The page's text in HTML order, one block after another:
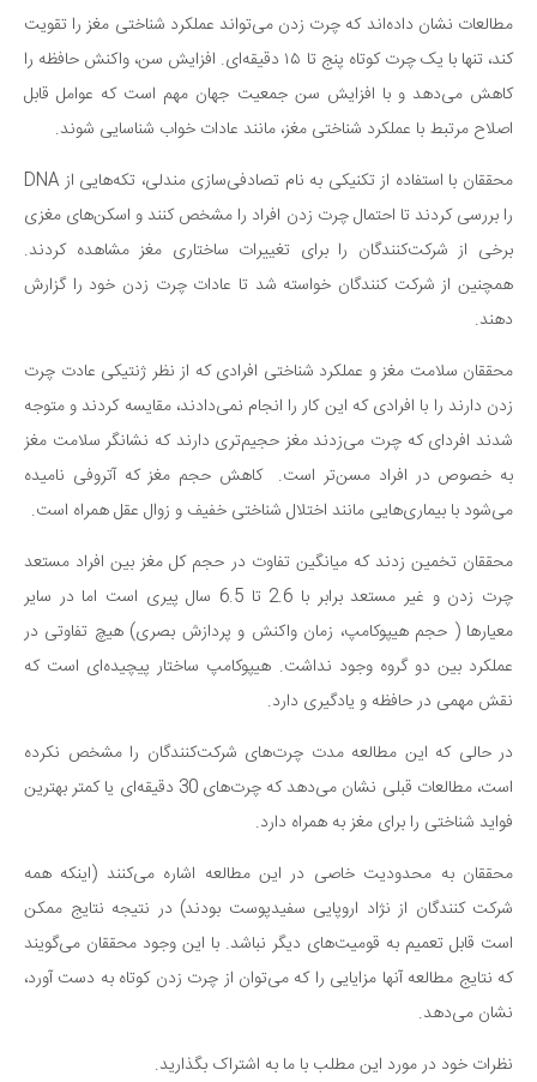
کتاب و کتاب‌خوانی
تاریخ
معماری
علمی
فناوری‌ها
نجوم و هوا فضا
زمین و محیط زیست
دانستنی‌ها
بازی
طنز
فال
مسابقه
اخبار
مطالعات نشان داده‌اند که چرت زدن می‌تواند عملکرد شناختی مغز را تقویت
کند، تنها با یک چرت کوتاه پنج تا ۱۵ دقیقه‌ای. افزایش سن، واکنش حافظه را
کاهش می‌دهد و با افزایش سن جمعیت جهان مهم است که عوامل قابل
اصلاح مرتبط با عملکرد شناختی مغز، مانند عادات خواب شناسایی شوند.
محققان با استفاده از تکنیکی به نام تصادفی‌سازی مندلی، تکه‌هایی از DNA
را بررسی کردند تا احتمال چرت زدن افراد را مشخص کنند و اسکن‌های مغزی
برخی از شرکت‌کنندگان را برای تغییرات ساختاری مغز مشاهده کردند.
همچنین از شرکت کنندگان خواسته شد تا عادات چرت زدن خود را گزارش
دهند.
محققان سلامت مغز و عملکرد شناختی افرادی که از نظر ژنتیکی عادت چرت
زدن دارند را با افرادی که این کار را انجام نمی‌دادند، مقایسه کردند و متوجه
شدند افردای که چرت می‌زدند مغز حجیم‌تری دارند که نشانگر سلامت مغز
به خصوص در افراد مسن‌تر است. کاهش حجم مغز که آتروفی نامیده
می‌شود با بیماری‌هایی مانند اختلال شناختی خفیف و زوال عقل همراه است.
محققان تخمین زدند که میانگین تفاوت در حجم کل مغز بین افراد مستعد
چرت زدن و غیر مستعد برابر با 2.6 تا 6.5 سال پیری است اما در سایر
معیارها ( حجم هیپوکامپ، زمان واکنش و پردازش بصری) هیچ تفاوتی در
عملکرد بین دو گروه وجود نداشت. هیپوکامپ ساختار پیچیده‌ای است که
نقش مهمی در حافظه و یادگیری دارد.
در حالی که این مطالعه مدت چرت‌های شرکت‌کنندگان را مشخص نکرده
است، مطالعات قبلی نشان می‌دهد که چرت‌های 30 دقیقه‌ای یا کمتر بهترین
فواید شناختی را برای مغز به همراه دارد.
محققان به محدودیت خاصی در این مطالعه اشاره می‌کنند (اینکه همه
شرکت کنندگان از نژاد اروپایی سفیدپوست بودند) در نتیجه نتایج ممکن
است قابل تعمیم به قومیت‌های دیگر نباشد. با این وجود محققان می‌گویند
که نتایج مطالعه آنها مزایایی را که می‌توان از چرت زدن کوتاه به دست آورد،
نشان می‌دهد.
نظرات خود در مورد این مطلب با ما به اشتراک بگذارید.